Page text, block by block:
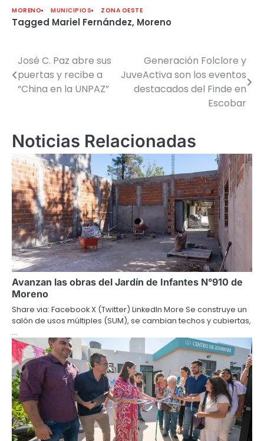
MORENO
MUNICIPIOS ZONA OESTE
Tagged Mariel Fernández, Moreno
Navegación
de
José C. Paz abre sus
puertas y recibe a
“China en la UNPAZ”
Generación Folclore y
JuveActiva son los eventos
destacados del Finde en
Escobar
Noticias Relacionadas
Avanzan las obras del Jardín de Infantes N°910 de
Moreno
Share via: Facebook X (Twitter) LinkedIn More Se construye un
salón de usos múltiples (SUM), se cambian techos y cubiertas,
…